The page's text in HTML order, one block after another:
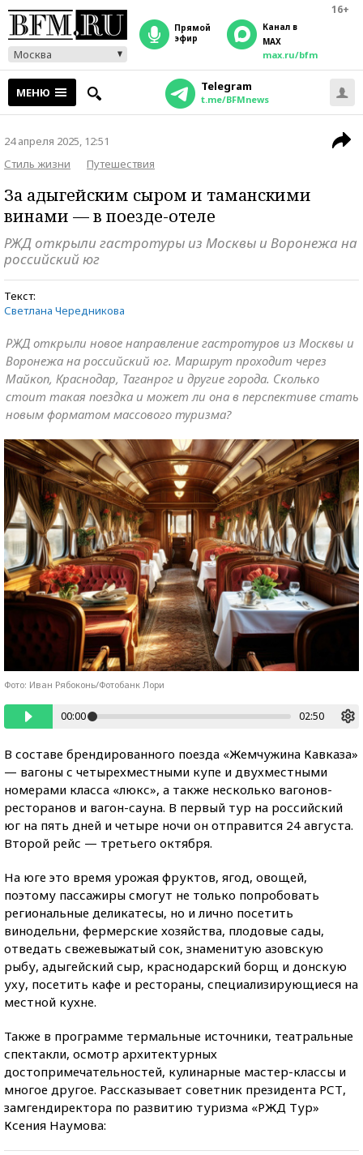
16+
Москва
прямой
эфир
Канал в
MAX
max.ru/bfm
МЕНЮ Telegram
t.me/BFMnews
24 апреля 2025, 12:51
Стиль жизни
Путешествия
За адыгейским сыром и таманскими
винами — в поезде-отеле
РЖД открыли гастротуры из Москвы и Воронежа на
российский юг
Текст:
Светлана Чередникова
РЖД открыли новое направление гастротуров из Москвы и
Воронежа на российский юг. Маршрут проходит через
Майкоп, Краснодар, Таганрог и другие города. Сколько
стоит такая поездка и может ли она в перспективе стать
новым форматом массового туризма?
Фото: Иван Рябоконь/Фотобанк Лори
00:00 02:50
В составе брендированного поезда «Жемчужина Кавказа»
— вагоны с четырехместными купе и двухместными
номерами класса «люкс», а также несколько вагонов-
ресторанов и вагон-сауна. В первый тур на российский
юг на пять дней и четыре ночи он отправится 24 августа.
Второй рейс — третьего октября.
На юге это время урожая фруктов, ягод, овощей,
поэтому пассажиры смогут не только попробовать
региональные деликатесы, но и лично посетить
винодельни, фермерские хозяйства, плодовые сады,
отведать свежевыжатый сок, знаменитую азовскую
рыбу, адыгейский сыр, краснодарский борщ и донскую
уху, посетить кафе и рестораны, специализирующиеся на
местной кухне.
Также в программе термальные источники, театральные
спектакли, осмотр архитектурных
достопримечательностей, кулинарные мастер-классы и
многое другое. Рассказывает советник президента РСТ,
замгендиректора по развитию туризма «РЖД Тур»
Ксения Наумова: